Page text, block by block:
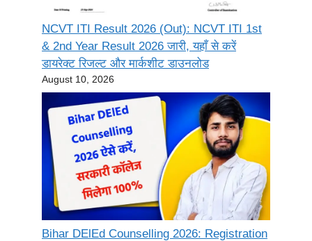
NCVT ITI Result 2026 (Out): NCVT ITI 1st
& 2nd Year Result 2026 जारी, यहाँ से करें
डायरेक्ट रिजल्ट और मार्कशीट डाउनलोड
August 10, 2026
Bihar DElEd Counselling 2026: Registration